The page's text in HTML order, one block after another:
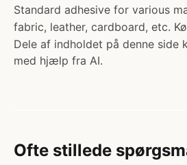
Standard adhesive for various
fabric, leather, cardboard, etc.
Dele af indholdet på denne side
med hjælp fra AI.
Ofte stillede